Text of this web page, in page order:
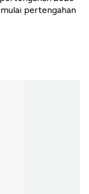
pertengahan